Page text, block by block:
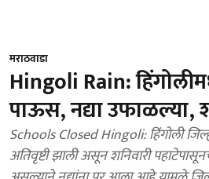
मराठवाडा
Hingoli Rain:
पाऊस, नद्या उफाळल्या,
Schools Closed Hingoli: हिंगोली
अतिवृष्टी झाली असून शनिवारी